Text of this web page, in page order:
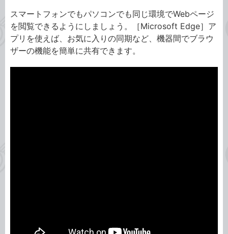
スマートフォンでもパソコンでも同じ環境でWebページ
を閲覧できるようにしましょう。［Microsoft Edge］ア
プリを使えば、お気に入りの同期など、機器間でブラウ
ザーの機能を簡単に共有できます。